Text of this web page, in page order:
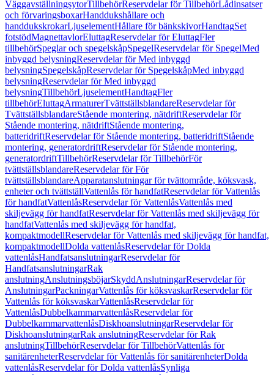
VäggavställningsytorTillbehörReservdelar för TillbehörLådinsatser
och förvaringsboxarHanddukshållare och
handdukskrokarLjuselementHållare för bänkskivorHandtagSet
fotstödMagnettavlorEluttagReservdelar för EluttagFler
tillbehörSpeglar och spegelskåpSpegelReservdelar för SpegelMed
inbyggd belysningReservdelar för Med inbyggd
belysningSpegelskåpReservdelar för SpegelskåpMed inbyggd
belysningReservdelar för Med inbyggd
belysningTillbehörLjuselementHandtagFler
tillbehörEluttagArmaturerTvättställsblandareReservdelar för
TvättställsblandareStående montering, nätdriftReservdelar för
Stående montering, nätdriftStående montering,
batteridriftReservdelar för Stående montering, batteridriftStående
montering, generatordriftReservdelar för Stående montering,
generatordriftTillbehörReservdelar för TillbehörFör
tvättställsblandareReservdelar för För
tvättställsblandareApparatanslutningar för tvättområde, köksvask,
enheter och tvättställVattenlås för handfatReservdelar för Vattenlås
för handfatVattenlåsReservdelar för VattenlåsVattenlås med
skiljevägg för handfatReservdelar för Vattenlås med skiljevägg för
handfatVattenlås med skiljevägg för handfat,
kompaktmodellReservdelar för Vattenlås med skiljevägg för handfat,
kompaktmodellDolda vattenlåsReservdelar för Dolda
vattenlåsHandfatsanslutningarReservdelar för
HandfatsanslutningarRak
anslutningAnslutningsböjarSkyddAnslutningarReservdelar för
AnslutningarPackningarVattenlås för köksvaskarReservdelar för
Vattenlås för köksvaskarVattenlåsReservdelar för
VattenlåsDubbelkammarvattenlåsReservdelar för
DubbelkammarvattenlåsDiskhoanslutningarReservdelar för
DiskhoanslutningarRak anslutningReservdelar för Rak
anslutningTillbehörReservdelar för TillbehörVattenlås för
sanitärenheterReservdelar för Vattenlås för sanitärenheterDolda
vattenlåsReservdelar för Dolda vattenlåsSynliga